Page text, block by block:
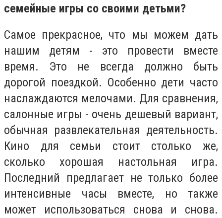
семейные игры со своими детьми?
Самое прекрасное, что мы можем дать
нашим детям - это провести вместе
время. Это не всегда должно быть
дорогой поездкой. Особенно дети часто
наслаждаются мелочами. Для сравнения,
салонные игры - очень дешевый вариант,
обычная развлекательная деятельность.
Кино для семьи стоит столько же,
сколько хорошая настольная игра.
Последний предлагает не только более
интенсивные часы вместе, но также
может использоваться снова и снова.